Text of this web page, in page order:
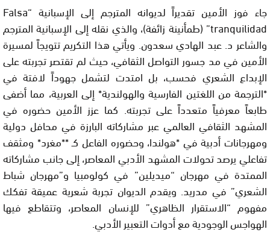
جاء فوز الأمين تقديراً لديوانه المترجم إلى الإسبانية “Falsa
tranquilidad” (طمأنينة زائفة)، والذي نقله إلى الإسبانية المترجم
والشاعر د. عبد الهادي سعدون. ويأتي هذا التكريم تتويجاً لمسيرة
الأمين في مد جسور التواصل الثقافي، حيث لم تقتصر تجربته على
الإبداع الشعري فحسب، بل امتدت لتشمل جهوداً لافتة في
*الترجمة من اللغتين الفارسية والهولندية* إلى العربية، مما أضفى
طابعاً معرفياً متعدداً على تجربته. كما عزز الأمين حضوره في
المشهد الثقافي العالمي عبر مشاركاته البارزة في محافل دولية
ومهرجانات أدبية في *هولندا، وحضوره الفاعل كـ **مغرد* ومثقف
تفاعلي يرصد تحولات المشهد الأدبي المعاصر، إلى جانب مشاركاته
الممتدة في مهرجان “ميديلين” في كولومبيا و”مهرجان شباط
الشعري” في مدريد. ويقدم الديوان تجربة شعرية عميقة تفكك
مفهوم “الاستقرار الظاهري” للإنسان المعاصر، وتتقاطع فيها
الهواجس الوجودية مع أدوات التعبير الأدبي.